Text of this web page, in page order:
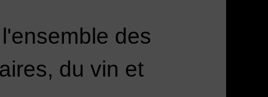
des
du vin et